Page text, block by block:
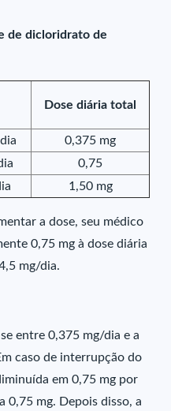
de dicloridrato de
Dose diária total
0,375 mg
0,75
1,50 mg
a dose, seu médico
0,75 mg à dose diária
mg/dia.
entre 0,375 mg/dia e a
caso de interrupção do
em 0,75 mg por
0,75 mg. Depois disso, a